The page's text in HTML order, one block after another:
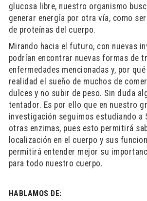
glucosa libre, nuestro organismo
generar energía por otra vía, como
de proteínas del cuerpo.
Mirando hacia el futuro, con nuevas
podrían encontrar nuevas formas de
enfermedades mencionadas y, por
realidad el sueño de muchos de
dulces y no subir de peso. Sin duda
tentador. Es por ello que en nuestro
investigación seguimos estudiando a
otras enzimas, pues esto permitirá
localización en el cuerpo y sus
permitirá entender mejor su
para todo nuestro cuerpo.
HABLAMOS DE: